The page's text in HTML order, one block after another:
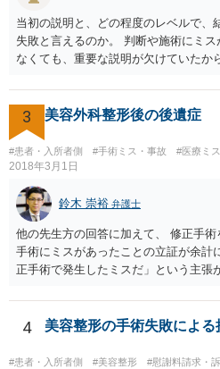
しまったとかいう事情があれば， 追
ただし，手術代の返金に応じた際に「
ん」という趣旨の合意をしてしまって
には困難となります。
当初の説明と、どの程度のレベルで、
失敗と言えるのか。 判断や施術にミ
なくても、重要な説明が欠けていたか
3 美容外科整形後の後遺症
#患者・入所者側 #手術ミス・事故 #医療ミス
2018年3月1日
鈴木 崇裕 弁護士
他の先生方の回答に加えて、 修正手
手術にミスがあったことの立証が余計
正手術で発生したミスだ」という主張
検討なさっているのであれば、修正手
して対応を決めることを強くお勧めい
4 美容整形の手術失敗による
#患者・入所者側 #美容整形 #慰謝料請求・